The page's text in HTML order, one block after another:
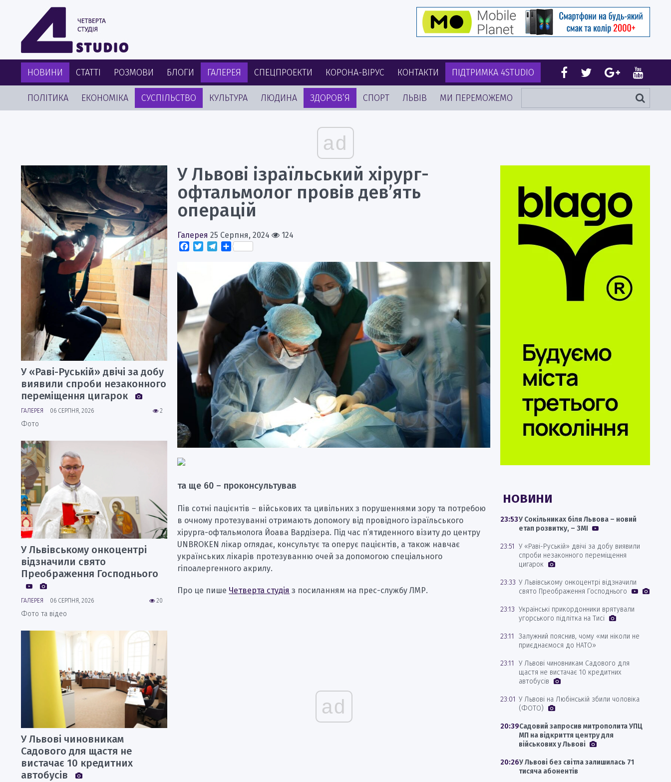
НОВИНИ СТАТТІ РОЗМОВИ БЛОГИ ГАЛЕРЕЯ СПЕЦПРОЕКТИ КОРОНА-ВІРУС КОНТАКТИ ПІДТРИМКА 4STUDIO
ПОЛІТИКА ЕКОНОМІКА СУСПІЛЬСТВО КУЛЬТУРА ЛЮДИНА ЗДОРОВ’Я СПОРТ ЛЬВІВ МИ ПЕРЕМОЖЕМО
ad
У Львові ізраїльський хірург-
офтальмолог провів дев’ять
операцій
Галерея 25 Серпня, 2024
124
Facebook
TwitterTelegram
Поділитися
та ще 60 – проконсультував
Пів сотні пацієнтів – військових та цивільних з порушеннями зору та потребою
в очному протезуванні отримають допомогу від провідного ізраїльського
хірурга-офтальмолога Йоава Вардізера. Під час п’ятиденного візиту до центру
UNBROKEN лікар оглядає, консультує та оперує пацієнтів, а також навчає
українських лікарів протезуванню очей за допомогою спеціального
гіпоалергенного акрилу.
Про це пише Четверта студія з посиланням на прес-службу ЛМР.
ad
У «Раві-Руській» двічі за добу
виявили спроби незаконного
переміщення цигарок
2
ГАЛЕРЕЯ 06 СЕРПНЯ, 2026
Фото
У Львівському онкоцентрі
відзначили свято
Преображення Господнього
20
ГАЛЕРЕЯ 06 СЕРПНЯ, 2026
Фото та відео
У Львові чиновникам
Садового для щастя не
вистачає 10 кредитних
автобусів
НОВИНИ
23:53У Сокільниках біля Львова – новий
етап розвитку, – ЗМІ
23:51 У «Раві-Руській» двічі за добу виявили
спроби незаконного переміщення
цигарок
23:33 У Львівському онкоцентрі відзначили
свято Преображення Господнього
23:13 Українські прикордонники врятували
угорського підлітка на Тисі
23:11
Залужний пояснив, чому «ми ніколи не
приєднаємося до НАТО»
23:11
У Львові чиновникам Садового для
щастя не вистачає 10 кредитних
автобусів
23:01 У Львові на Любінській збили чоловіка
(ФОТО)
20:39Садовий запросив митрополита УПЦ
МП на відкриття центру для
військових у Львові
20:26У Львові без світла залишилась 71
тисяча абонентів